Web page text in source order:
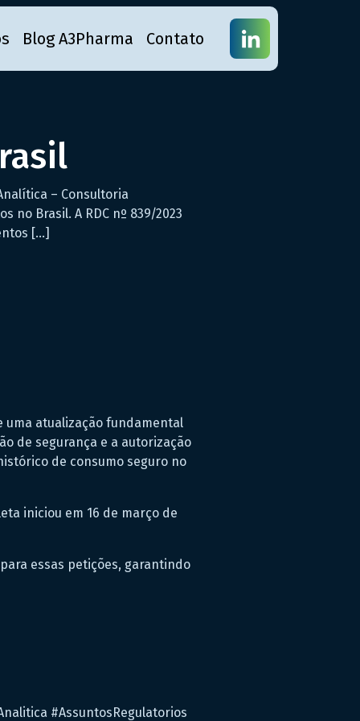
Blog A3Pharma Contato
– Consultoria
Brasil. A RDC nº 839/2023
[…]
uma atualização fundamental
de segurança e a autorização
de consumo seguro no
iniciou em 16 de março de
essas petições, garantindo
#AssuntosRegulatorios